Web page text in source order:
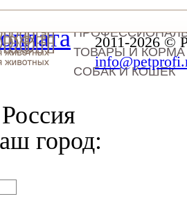
Россия
город:
ТОВАРЫ И
СОБАК И КОШЕК
2011-2026 ©